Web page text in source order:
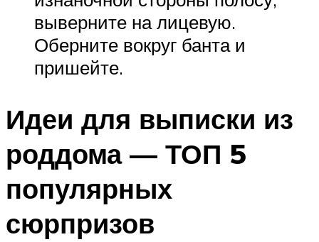
выверните на лицевую.
Оберните вокруг банта и
пришейте.
Идеи для выписки из
роддома — ТОП 5
популярных
сюрпризов